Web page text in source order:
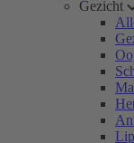
Gezicht